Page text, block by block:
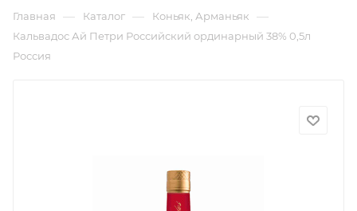
Главная — Каталог — Коньяк, Арманьяк —
Кальвадос Ай Петри Российский ординарный 38% 0,5л
Россия